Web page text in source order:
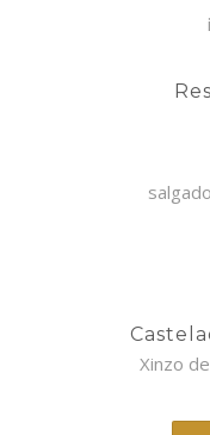
Xinzo